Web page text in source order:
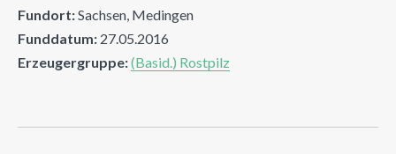
Fundort:Sachsen, Medingen
Funddatum: 27.05.2016
Erzeugergruppe:(Basid.) Rostpilz